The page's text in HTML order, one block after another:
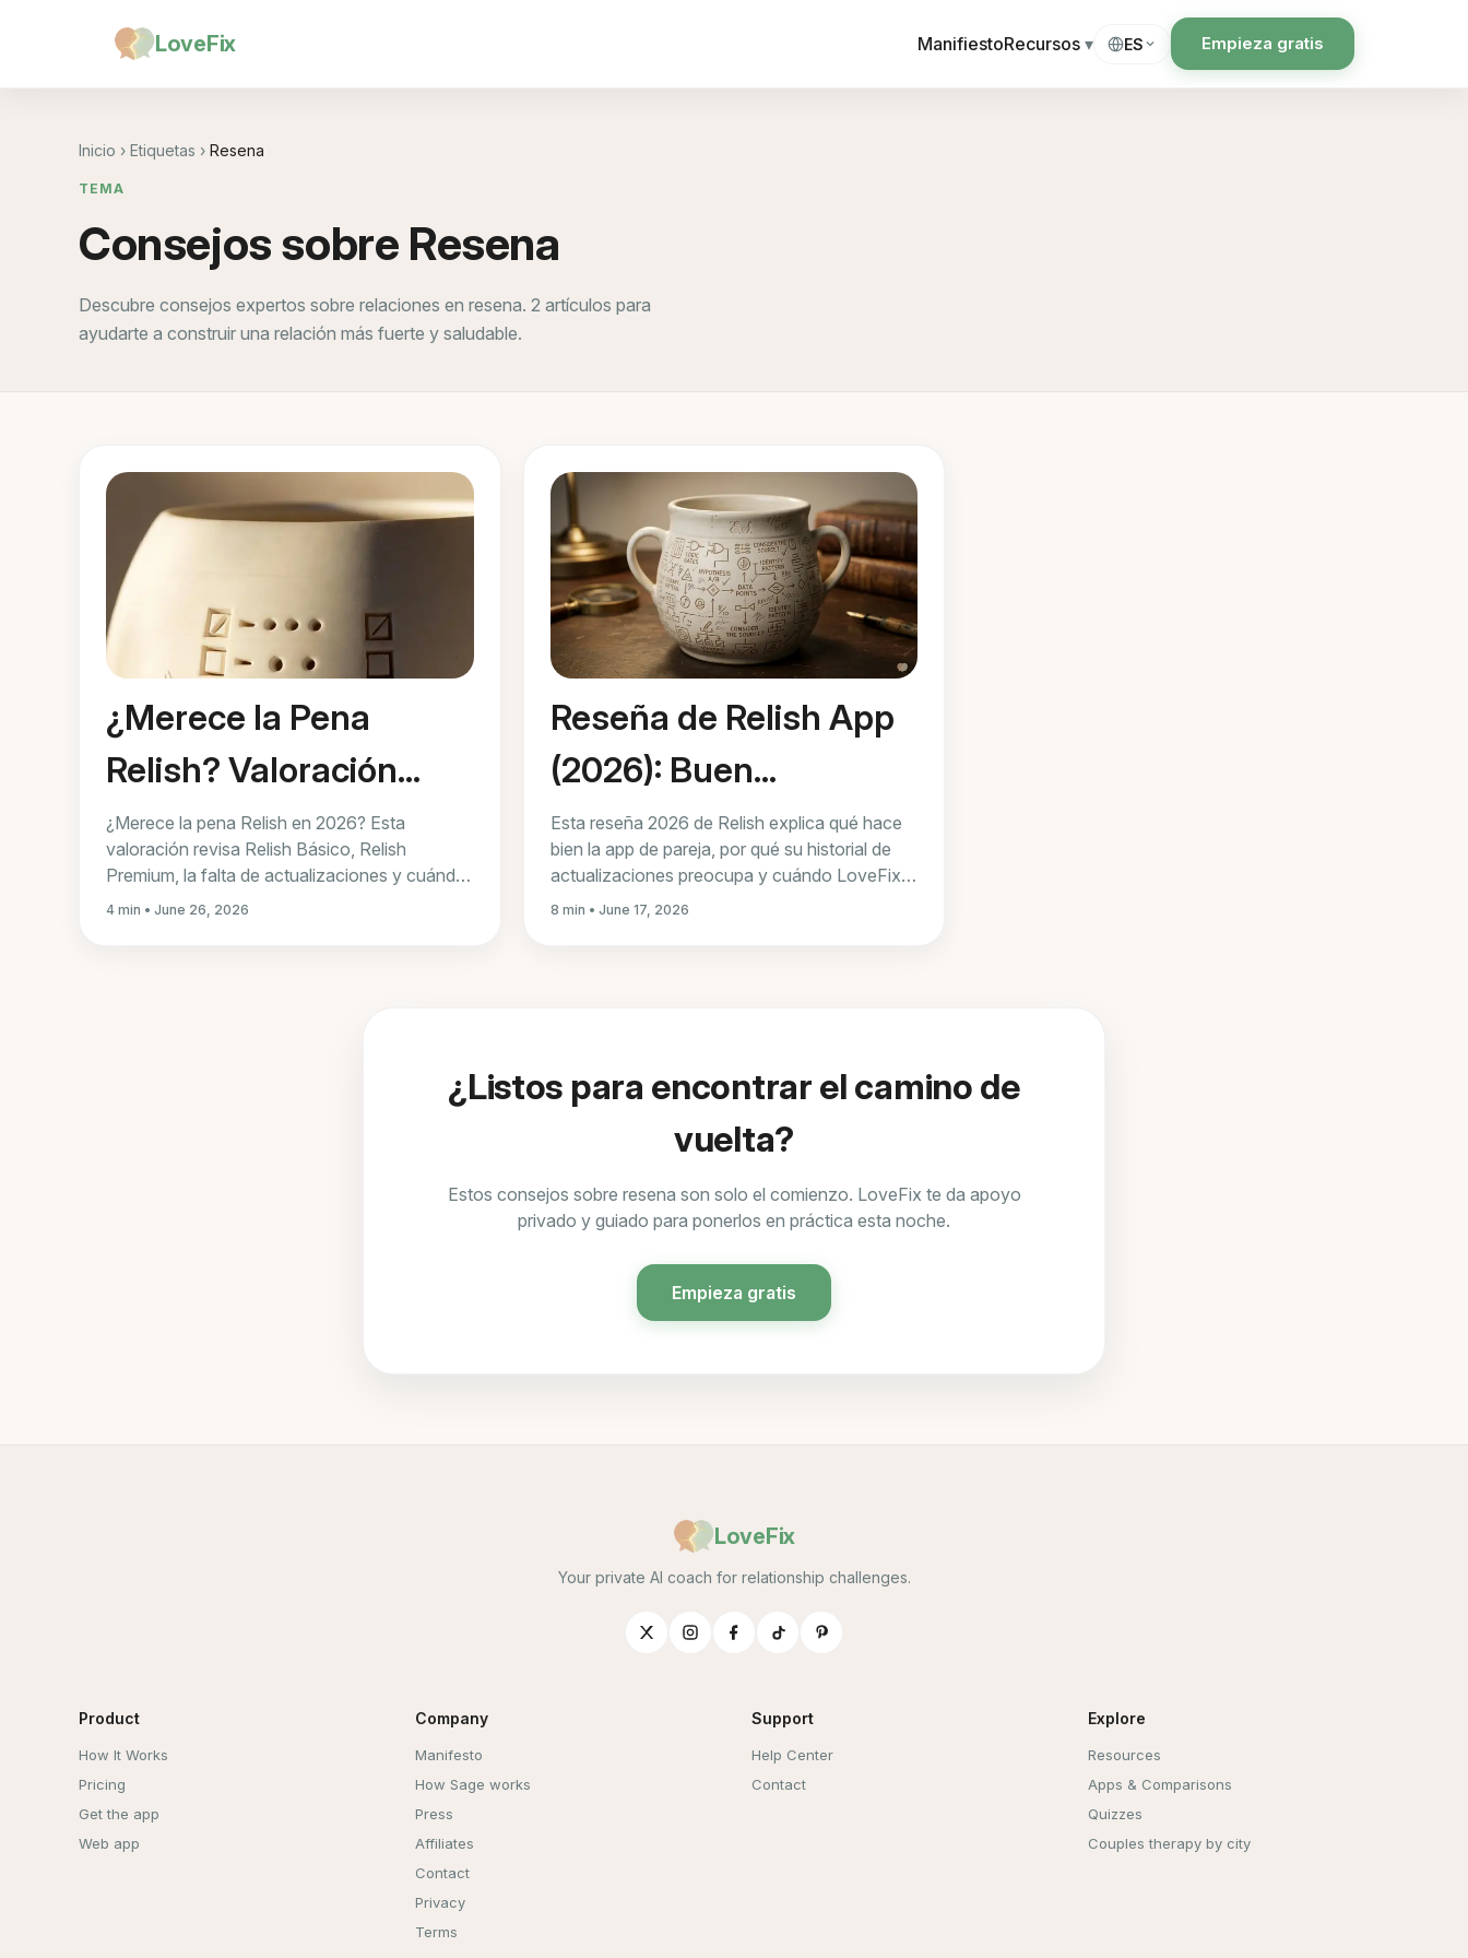
LoveFix ManifiestoRecursos ▾ ES Empieza gratis
Inicio › Etiquetas › Resena
TEMA
Consejos sobre Resena
Descubre consejos expertos sobre relaciones en resena. 2 artículos para
ayudarte a construir una relación más fuerte y saludable.
¿Merece la Pena
Relish? Valoración
Honesta para 2026
¿Merece la pena Relish en 2026? Esta
valoración revisa Relish Básico, Relish
Premium, la falta de actualizaciones y cuándo
LoveFix u otra opción encaja mejor.
4 min • June 26, 2026
Reseña de Relish App
(2026): Buen
contenido,
mantenimiento en
duda
Esta reseña 2026 de Relish explica qué hace
bien la app de pareja, por qué su historial de
actualizaciones preocupa y cuándo LoveFix u
otra opción puede encajar mejor.
8 min • June 17, 2026
¿Listos para encontrar el camino de
vuelta?
Estos consejos sobre resena son solo el comienzo. LoveFix te da apoyo
privado y guiado para ponerlos en práctica esta noche.
Empieza gratis
LoveFix
Your private AI coach for relationship challenges.
Product
How It Works
Pricing
Get the app
Web app
Company
Manifesto
How Sage works
Press
Affiliates
Contact
Privacy
Terms
Support
Help Center
Contact
Explore
Resources
Apps & Comparisons
Quizzes
Couples therapy by city